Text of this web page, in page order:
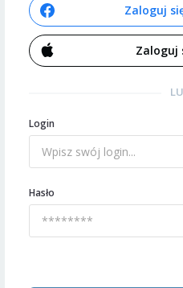
Zaloguj
Zaloguj
Login
Hasło